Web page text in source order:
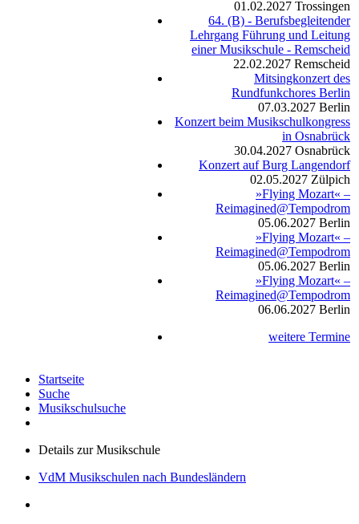
01.02.2027 Trossingen
64. (B) - Berufsbegleitender
Lehrgang Führung und Leitung
einer Musikschule - Remscheid
22.02.2027 Remscheid
Mitsingkonzert des
Rundfunkchores Berlin
07.03.2027 Berlin
Konzert beim Musikschulkongress
in Osnabrück
30.04.2027 Osnabrück
Konzert auf Burg Langendorf
02.05.2027 Zülpich
»Flying Mozart« –
Reimagined@Tempodrom
05.06.2027 Berlin
»Flying Mozart« –
Reimagined@Tempodrom
05.06.2027 Berlin
»Flying Mozart« –
Reimagined@Tempodrom
06.06.2027 Berlin
weitere Termine
Startseite
Suche
Musikschulsuche
Details zur Musikschule
VdM Musikschulen nach Bundesländern